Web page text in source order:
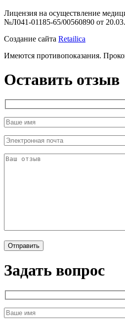
Лицензия на осуществление
№Л041-01185-65/00560890 от
Создание сайта Retailica
Имеются противопоказания.
Оставить отзыв
Задать вопрос